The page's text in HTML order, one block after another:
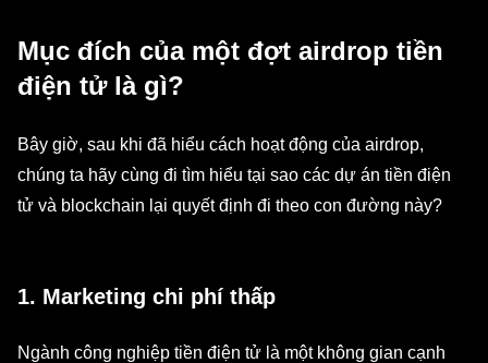
Mục đích của một đợt airdrop tiền
điện tử là gì?
Bây giờ, sau khi đã hiểu cách hoạt động của airdrop,
chúng ta hãy cùng đi tìm hiểu tại sao các dự án tiền điện
tử và blockchain lại quyết định đi theo con đường này?
1. Marketing chi phí thấp
Ngành công nghiệp tiền điện tử là một không gian cạnh